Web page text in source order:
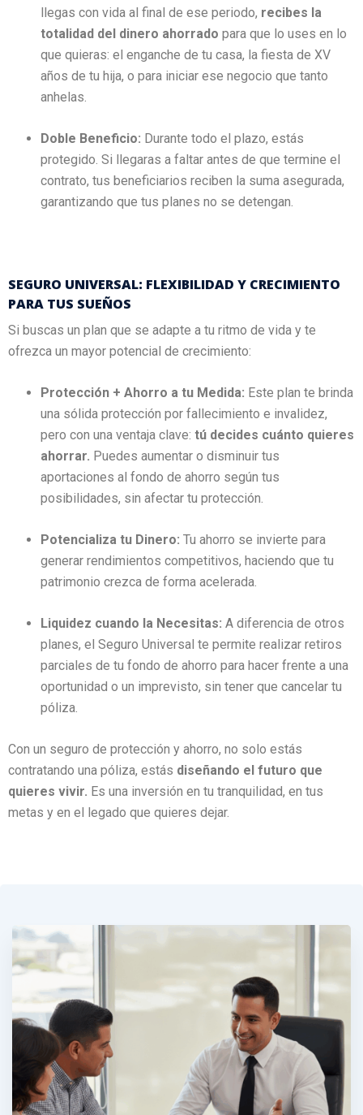
llegas con vida al final de ese periodo, recibes la
totalidad del dinero ahorrado para que lo uses en lo
que quieras: el enganche de tu casa, la fiesta de XV
años de tu hija, o para iniciar ese negocio que tanto
anhelas.
Doble Beneficio: Durante todo el plazo, estás
protegido. Si llegaras a faltar antes de que termine el
contrato, tus beneficiarios reciben la suma asegurada,
garantizando que tus planes no se detengan.
SEGURO UNIVERSAL: FLEXIBILIDAD Y CRECIMIENTO
PARA TUS SUEÑOS
Si buscas un plan que se adapte a tu ritmo de vida y te
ofrezca un mayor potencial de crecimiento:
Protección + Ahorro a tu Medida: Este plan te brinda
una sólida protección por fallecimiento e invalidez,
pero con una ventaja clave: tú decides cuánto quieres
ahorrar. Puedes aumentar o disminuir tus
aportaciones al fondo de ahorro según tus
posibilidades, sin afectar tu protección.
Potencializa tu Dinero: Tu ahorro se invierte para
generar rendimientos competitivos, haciendo que tu
patrimonio crezca de forma acelerada.
Liquidez cuando la Necesitas: A diferencia de otros
planes, el Seguro Universal te permite realizar retiros
parciales de tu fondo de ahorro para hacer frente a una
oportunidad o un imprevisto, sin tener que cancelar tu
póliza.
Con un seguro de protección y ahorro, no solo estás
contratando una póliza, estás diseñando el futuro que
quieres vivir. Es una inversión en tu tranquilidad, en tus
metas y en el legado que quieres dejar.